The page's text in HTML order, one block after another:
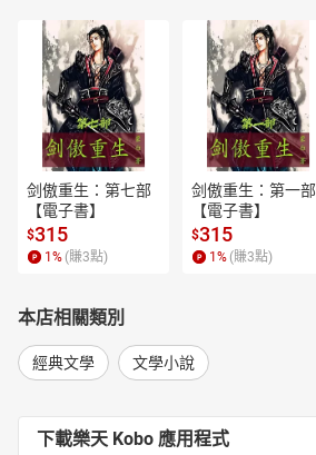
剑傲重生：第七部
【電子書】
$315
1 % (賺3點)
剑傲重生：第一部
【電子書】
$315
1 % (賺3點)
本店相關類別
經典文學 文學小說
下載樂天 Kobo 應用程式